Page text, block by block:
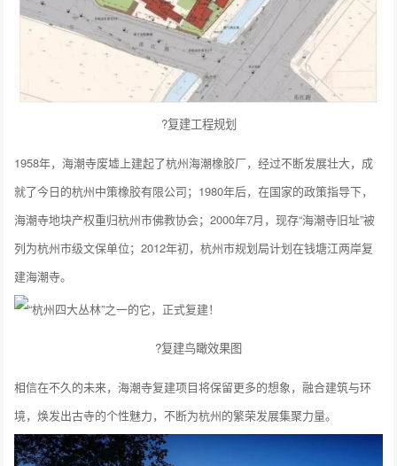
?复建工程规划
1958年，海潮寺废墟上建起了杭州海潮橡胶厂，经过不断发展壮大，成
就了今日的杭州中策橡胶有限公司；1980年后，在国家的政策指导下，
海潮寺地块产权重归杭州市佛教协会；2000年7月，现存“海潮寺旧址”被
列为杭州市级文保单位；2012年初，杭州市规划局计划在钱塘江两岸复
建海潮寺。
?复建鸟瞰效果图
相信在不久的未来，海潮寺复建项目将保留更多的想象，融合建筑与环
境，焕发出古寺的个性魅力，不断为杭州的繁荣发展集聚力量。